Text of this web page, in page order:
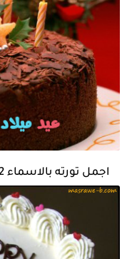
اجمل تورته بالاسماء 2022 تورتة مكتوب عليها اسم اسعد